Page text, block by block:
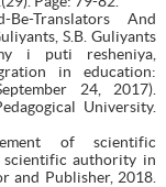
Translators And
S.B. Guliyants
i puti resheniya,
in education:
24, 2017).
University.
of scientific
authority in
and Publisher, 2018.